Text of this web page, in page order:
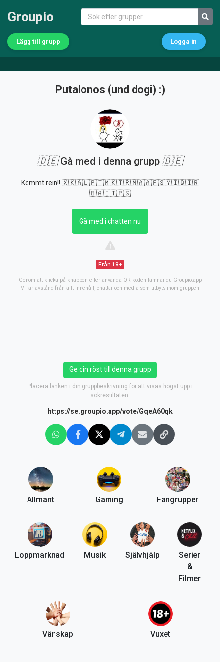
Groupio
Lägg till grupp Logga in
Putalonos (und dogi) :)
🇩🇪Gå med i denna grupp 🇩🇪
Kommt rein!! 🇽🇰🇦🇱🇵🇹🇲🇰🇹🇷🇲🇦🇦🇫🇸🇾🇮🇶🇮🇷
🇧🇦🇮🇹🇵🇸
Gå med i chatten nu
Från 18+
Genom att klicka på knappen eller använda QR-koden lämnar du Groupio.app
Vi tar avstånd från allt innehåll, chattar och media som utbyts inom gruppen
Ge din röst till denna grupp
Placera länken i din gruppbeskrivning för att visas högst upp i
sökresultaten.
https://se.groupio.app/vote/GqeA60qk
Allmänt Gaming Fangrupper
Loppmarknad Musik Självhjälp
Serier
&
Filmer
Vänskap Vuxet